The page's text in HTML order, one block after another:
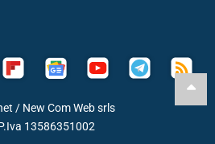
/ New Com Web srls
13586351002